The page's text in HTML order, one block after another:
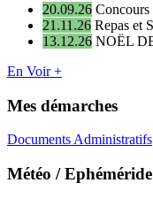
20.09.26 Concours
21.11.26 Repas et
13.12.26 NOËL
En Voir +
Mes démarches
Documents Administratifs
Météo / Ephéméride